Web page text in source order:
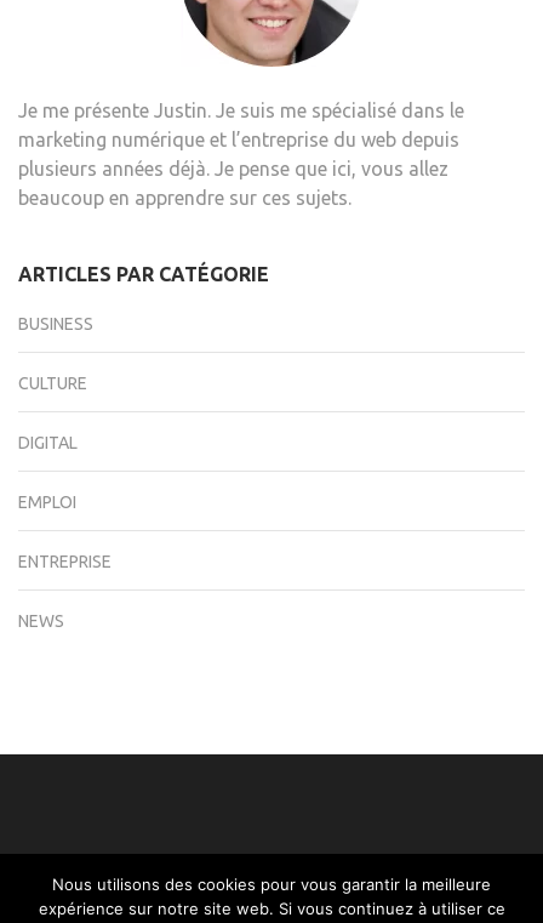
Je me présente Justin. Je suis me spécialisé dans le
marketing numérique et l’entreprise du web depuis
plusieurs années déjà. Je pense que ici, vous allez
beaucoup en apprendre sur ces sujets.
ARTICLES PAR CATÉGORIE
BUSINESS
CULTURE
DIGITAL
EMPLOI
ENTREPRISE
NEWS
Nous utilisons des cookies pour vous garantir la meilleure
expérience sur notre site web. Si vous continuez à utiliser ce